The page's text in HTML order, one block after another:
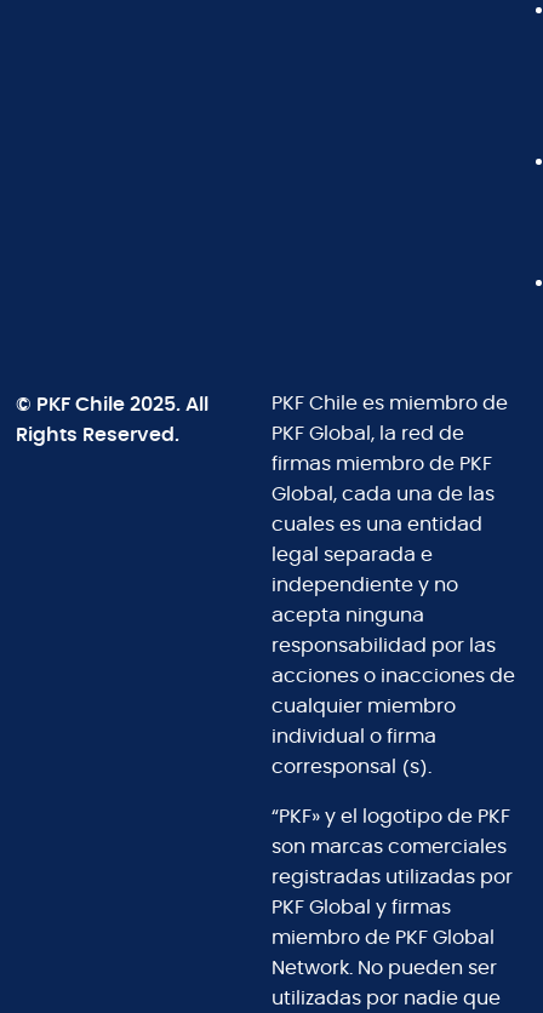
© PKF Chile 2025. All
Rights Reserved.
PKF Chile es miembro de
PKF Global, la red de
firmas miembro de PKF
Global, cada una de las
cuales es una entidad
legal separada e
independiente y no
acepta ninguna
responsabilidad por las
acciones o inacciones de
cualquier miembro
individual o firma
corresponsal (s).
“PKF» y el logotipo de PKF
son marcas comerciales
registradas utilizadas por
PKF Global y firmas
miembro de PKF Global
Network. No pueden ser
utilizadas por nadie que